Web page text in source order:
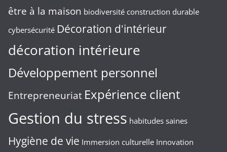
être à la maison biodiversité construction durable
cybersécurité Décoration d'intérieur
décoration intérieure
Développement personnel
Entrepreneuriat Expérience client
Gestion du stress habitudes saines
Hygiène de vie Immersion culturelle Innovation